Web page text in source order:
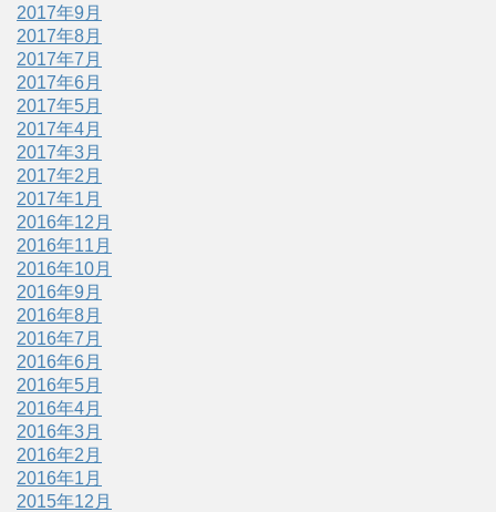
2017年9月
2017年8月
2017年7月
2017年6月
2017年5月
2017年4月
2017年3月
2017年2月
2017年1月
2016年12月
2016年11月
2016年10月
2016年9月
2016年8月
2016年7月
2016年6月
2016年5月
2016年4月
2016年3月
2016年2月
2016年1月
2015年12月